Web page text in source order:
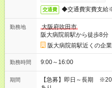
交通費 ◆交通費実費支給
勤務地
大阪府吹田市
阪大病院前駅から徒歩8分
阪大病院前駅近くの企業
勤務時間 9:00～16:00
期間
【急募】即日～長期